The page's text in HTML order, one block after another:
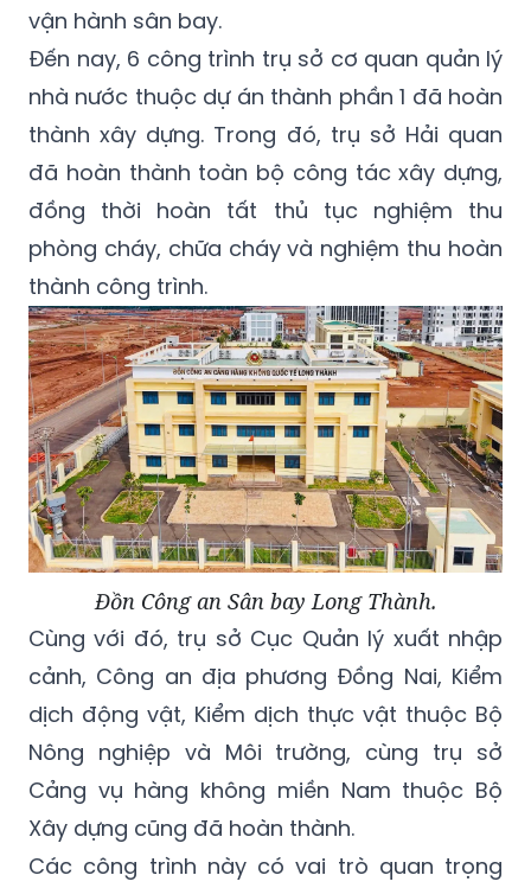
vận hành sân bay.
Đến nay, 6 công trình trụ sở cơ quan quản lý
nhà nước thuộc dự án thành phần 1 đã hoàn
thành xây dựng. Trong đó, trụ sở Hải quan
đã hoàn thành toàn bộ công tác xây dựng,
đồng thời hoàn tất thủ tục nghiệm thu
phòng cháy, chữa cháy và nghiệm thu hoàn
thành công trình.
Đồn Công an Sân bay Long Thành.
Cùng với đó, trụ sở Cục Quản lý xuất nhập
cảnh, Công an địa phương Đồng Nai, Kiểm
dịch động vật, Kiểm dịch thực vật thuộc Bộ
Nông nghiệp và Môi trường, cùng trụ sở
Cảng vụ hàng không miền Nam thuộc Bộ
Xây dựng cũng đã hoàn thành.
Các công trình này có vai trò quan trọng